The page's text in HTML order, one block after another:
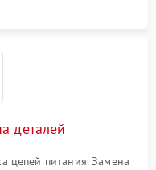
деталей
цепей питания. Замена